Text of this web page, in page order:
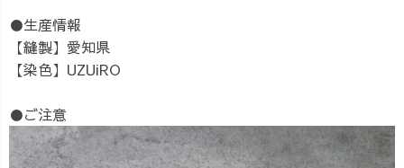
●生産情報
【縫製】愛知県
【染色】UZUiRO
●ご注意